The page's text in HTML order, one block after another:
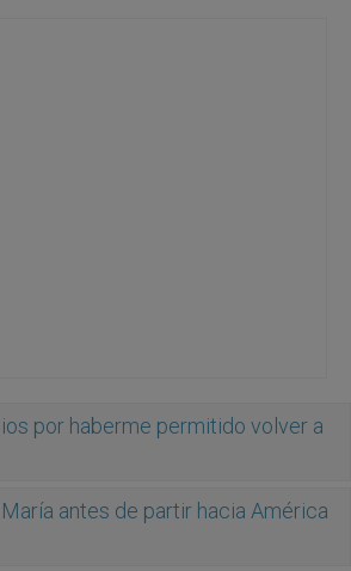
por haberme permitido volver a
antes de partir hacia América